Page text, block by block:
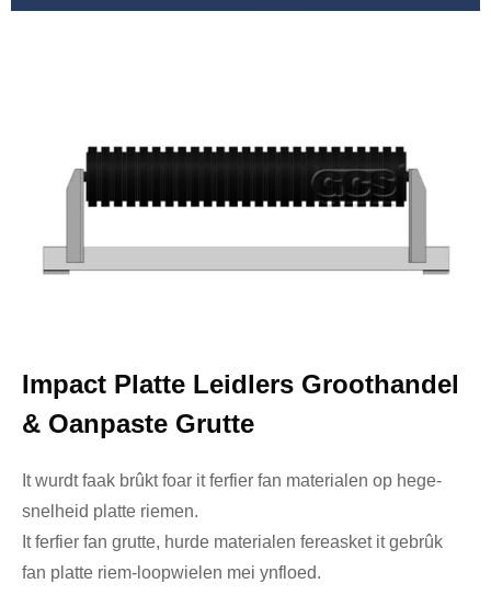
Impact Platte Leidlers Groothandel
& Oanpaste Grutte
It wurdt faak brûkt foar it ferfier fan materialen op hege-
snelheid platte riemen.
It ferfier fan grutte, hurde materialen fereasket it gebrûk
fan platte riem-loopwielen mei ynfloed.